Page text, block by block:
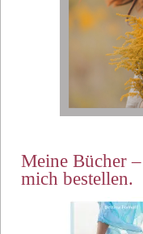
Meine Bücher
mich bestellen.